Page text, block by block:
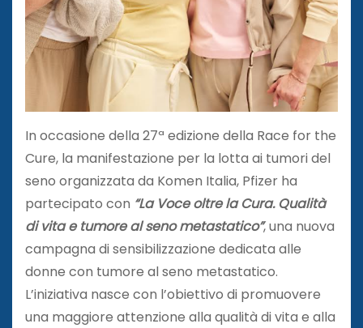
In occasione della 27ª edizione della Race for the
Cure, la manifestazione per la lotta ai tumori del
seno organizzata da Komen Italia, Pfizer ha
partecipato con “La Voce oltre la Cura. Qualità
di vita e tumore al seno metastatico”, una nuova
campagna di sensibilizzazione dedicata alle
donne con tumore al seno metastatico.
L’iniziativa nasce con l’obiettivo di promuovere
una maggiore attenzione alla qualità di vita e alla